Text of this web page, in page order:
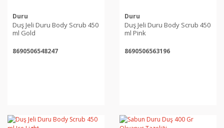
Duru
Duş Jeli Duru Body Scrub 450
ml Gold
8690506548247
Duru
Duş Jeli Duru Body Scrub 450
ml Pink
8690506563196